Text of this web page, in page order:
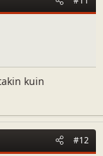
kuin
#12